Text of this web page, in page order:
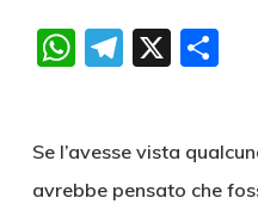
WhatsApp
X
Se l’avesse vista
avrebbe pensato che